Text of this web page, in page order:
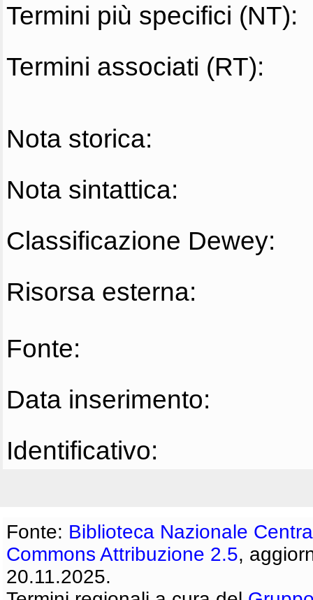
Termini più specifici (NT):
Termini associati (RT):
Nota storica:
Nota sintattica:
Classificazione Dewey:
Risorsa esterna:
Fonte:
Data inserimento:
Identificativo:
Fonte: Biblioteca Nazionale
Commons Attribuzione 2.5,
20.11.2025.